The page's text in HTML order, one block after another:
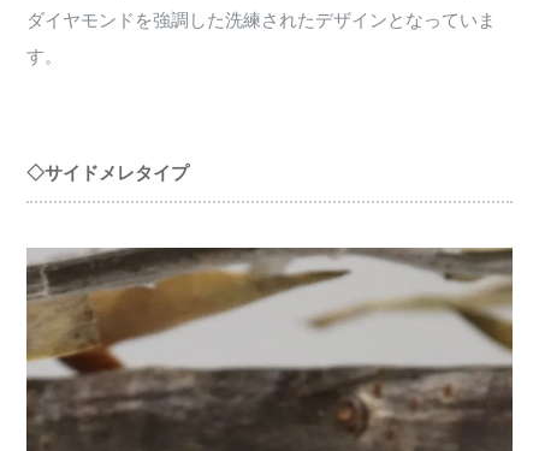
ダイヤモンドを強調した洗練されたデザインとなっていま
す。
◇サイドメレタイプ